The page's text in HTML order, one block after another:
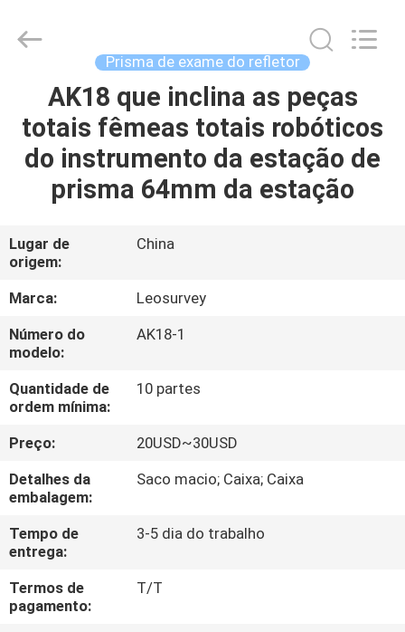
CASA
PRODUTOS
SOBRE
NÓS
EXCURSÃO
DA
FÁBRICA
CONTROLE
DA
QUALIDADE
CONTACTE-
NOS
Survey
Instrument
Prisma de exame do refletor
AK18 que inclina as peças
totais fêmeas totais robóticos
do instrumento da estação de
prisma 64mm da estação
Lugar de
origem:
China
Marca:
Leosurvey
Número do
modelo:
AK18-1
Quantidade de
ordem mínima:
10 partes
Preço:
20USD~30USD
Detalhes da
embalagem:
Saco macio; Caixa; Caixa
Tempo de
entrega:
3-5 dia do trabalho
Termos de
pagamento:
T/T